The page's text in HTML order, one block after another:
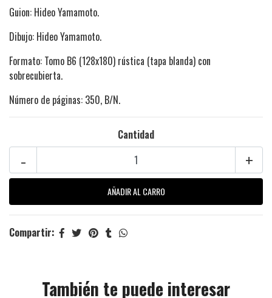
Guion: Hideo Yamamoto.
Dibujo: Hideo Yamamoto.
Formato: Tomo B6 (128x180) rústica (tapa blanda) con
sobrecubierta.
Número de páginas: 350, B/N.
Cantidad
+
-
Compartir:
También te puede interesar